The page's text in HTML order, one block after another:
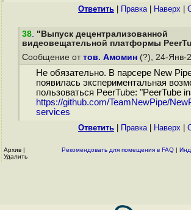
Ответить Правка| Наверх
38. "Выпуск децентрализованной
видеовещательной платформы
Сообщение от тов. Амомин (?), 24-Янв-
Не обязательно. В парсере New
появилась экспериментальная
пользоваться PeerTube: "PeerTube
https://github.com/TeamNewPipe/
services
Ответить Правка| Наверх
Архив |
Удалить
Рекомендовать для помещения в FAQ |